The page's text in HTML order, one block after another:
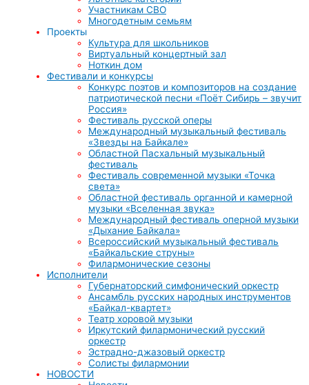
Участникам СВО
Многодетным семьям
Проекты
Культура для школьников
Виртуальный концертный зал
Ноткин дом
Фестивали и конкурсы
Конкурс поэтов и композиторов на создание
патриотической песни «Поёт Сибирь – звучит
Россия»
Фестиваль русской оперы
Международный музыкальный фестиваль
«Звезды на Байкале»
Областной Пасхальный музыкальный
фестиваль
Фестиваль современной музыки «Точка
света»
Областной фестиваль органной и камерной
музыки «Вселенная звука»
Международный фестиваль оперной музыки
«Дыхание Байкала»
Всероссийский музыкальный фестиваль
«Байкальские струны»
Филармонические сезоны
Исполнители
Губернаторский симфонический оркестр
Ансамбль русских народных инструментов
«Байкал-квартет»
Театр хоровой музыки
Иркутский филармонический русский
оркестр
Эстрадно-джазовый оркестр
Солисты филармонии
НОВОСТИ